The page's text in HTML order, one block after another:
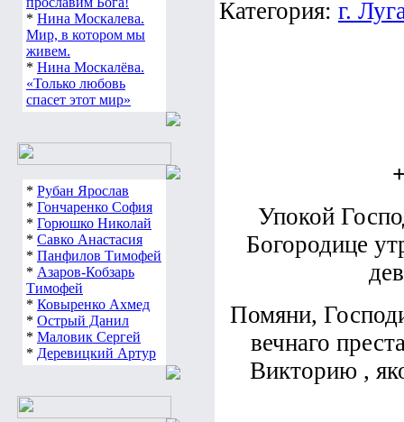
* Нина Москалева.
Мир, в котором мы
живем.
* Нина Москалёва.
«Только любовь
спасет этот мир»
* Рубан Ярослав
* Гончаренко София
* Горюшко Николай
* Савко Анастасия
* Панфилов Тимофей
* Азаров-Кобзарь
Тимофей
* Ковыренко Ахмед
* Острый Данил
* Маловик Сергей
* Деревицкий Артур
Категория: г.
Упокой
Богородице
Помяни,
вечнаго
Викторию ,